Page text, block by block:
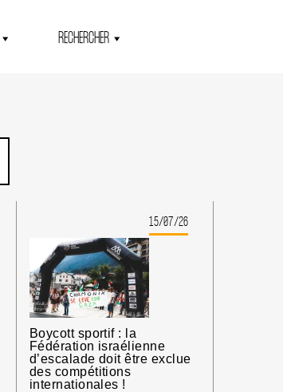
RECHERCHER
15/07/26
Boycott sportif : la
Fédération israélienne
d’escalade doit être exclue
des compétitions
internationales !